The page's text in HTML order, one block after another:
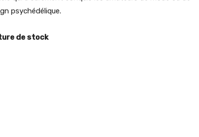
psychédélique.
de stock